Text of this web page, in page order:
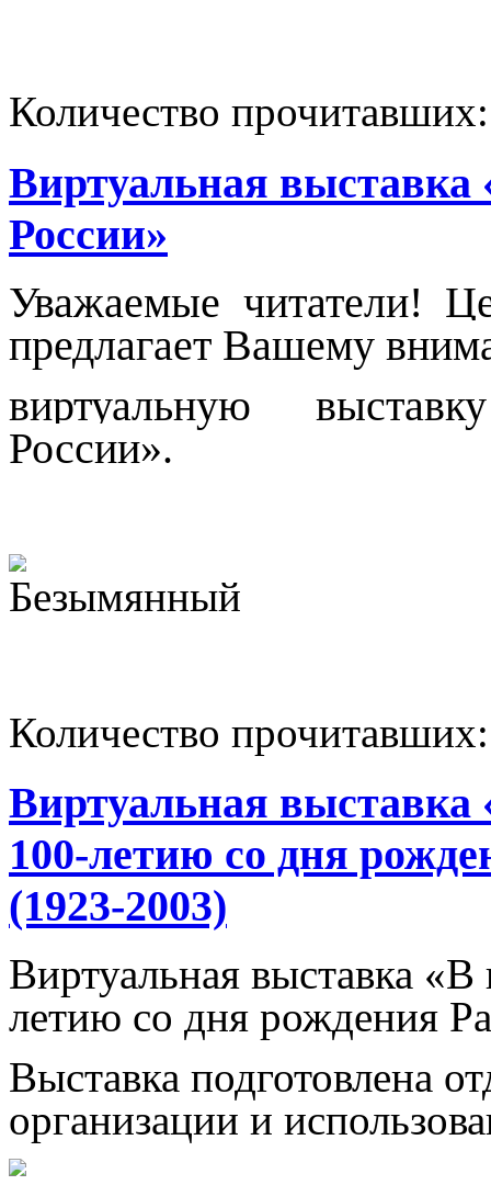
Количество
Виртуальная
России»
Уважаемые читатели!
предлагает Вашему
виртуальную
России».
Количество
Виртуальная выставка
100-летию со дня
(1923-2003)
Виртуальная выставка
летию со дня рождения
Выставка подготовлена
организации и